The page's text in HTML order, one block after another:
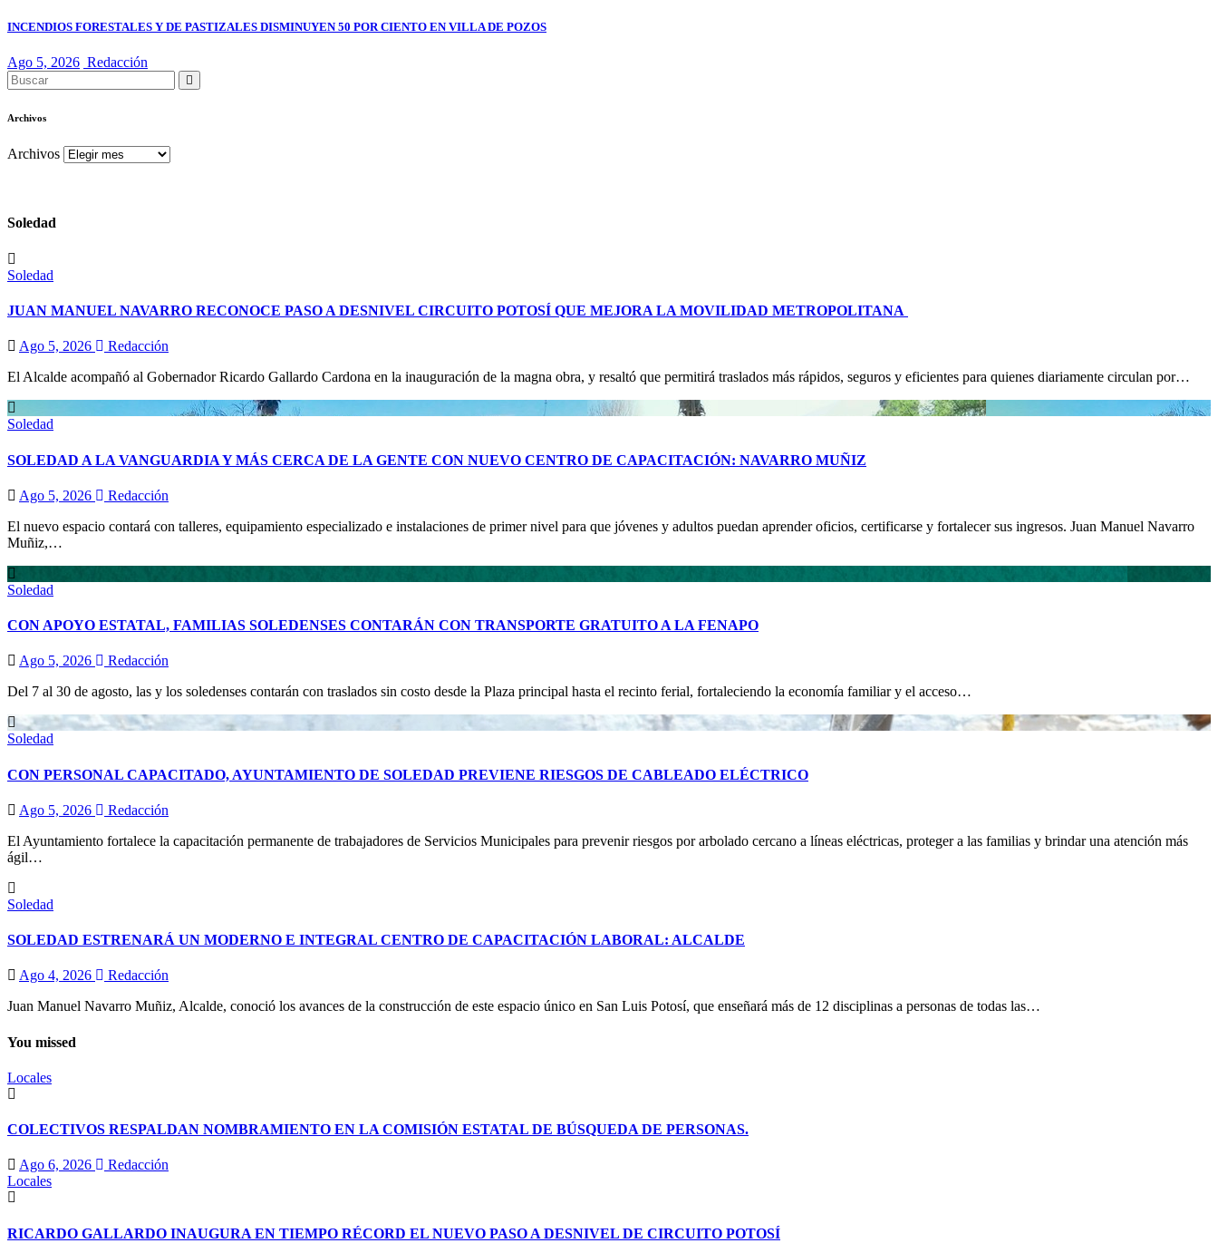
INCENDIOS FORESTALES Y DE PASTIZALES DISMINUYEN 50 POR CIENTO EN VILLA DE POZOS
Ago 5, 2026 Redacción
Archivos
Archivos
Soledad
Soledad
JUAN MANUEL NAVARRO RECONOCE PASO A DESNIVEL CIRCUITO POTOSÍ QUE MEJORA LA MOVILIDAD METROPOLITANA
Ago 5, 2026
Redacción
El Alcalde acompañó al Gobernador Ricardo Gallardo Cardona en la inauguración de la magna obra, y resaltó que permitirá traslados más rápidos, seguros y eficientes para quienes diariamente circulan por…
Soledad
SOLEDAD A LA VANGUARDIA Y MÁS CERCA DE LA GENTE CON NUEVO CENTRO DE CAPACITACIÓN: NAVARRO MUÑIZ
Ago 5, 2026
Redacción
El nuevo espacio contará con talleres, equipamiento especializado e instalaciones de primer nivel para que jóvenes y adultos puedan aprender oficios, certificarse y fortalecer sus ingresos. Juan Manuel Navarro
Muñiz,…
Soledad
CON APOYO ESTATAL, FAMILIAS SOLEDENSES CONTARÁN CON TRANSPORTE GRATUITO A LA FENAPO
Ago 5, 2026
Redacción
Del 7 al 30 de agosto, las y los soledenses contarán con traslados sin costo desde la Plaza principal hasta el recinto ferial, fortaleciendo la economía familiar y el acceso…
Soledad
CON PERSONAL CAPACITADO, AYUNTAMIENTO DE SOLEDAD PREVIENE RIESGOS DE CABLEADO ELÉCTRICO
Ago 5, 2026
Redacción
El Ayuntamiento fortalece la capacitación permanente de trabajadores de Servicios Municipales para prevenir riesgos por arbolado cercano a líneas eléctricas, proteger a las familias y brindar una atención más
ágil…
Soledad
SOLEDAD ESTRENARÁ UN MODERNO E INTEGRAL CENTRO DE CAPACITACIÓN LABORAL: ALCALDE
Ago 4, 2026
Redacción
Juan Manuel Navarro Muñiz, Alcalde, conoció los avances de la construcción de este espacio único en San Luis Potosí, que enseñará más de 12 disciplinas a personas de todas las…
You missed
Locales
COLECTIVOS RESPALDAN NOMBRAMIENTO EN LA COMISIÓN ESTATAL DE BÚSQUEDA DE PERSONAS.
Ago 6, 2026
Redacción
Locales
RICARDO GALLARDO INAUGURA EN TIEMPO RÉCORD EL NUEVO PASO A DESNIVEL DE CIRCUITO POTOSÍ